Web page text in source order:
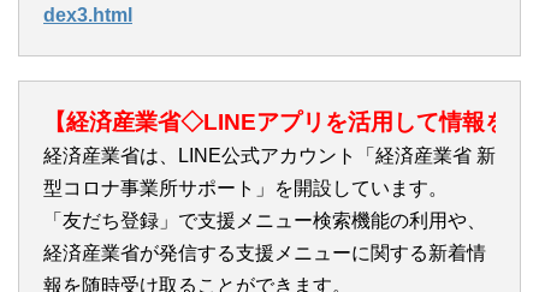
dex3.html
【経済産業省◇LINEアプリを活用して情報を発
経済産業省は、LINE公式アカウント「経済産業省 新
型コロナ事業所サポート」を開設しています。
「友だち登録」で支援メニュー検索機能の利用や、
経済産業省が発信する支援メニューに関する新着情
報を随時受け取ることができます。